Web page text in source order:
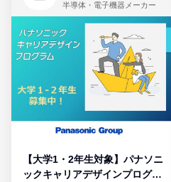
半導体・電子機器メーカー
【大学1・2年生対象】パナソニ
ックキャリアデザインプログラ